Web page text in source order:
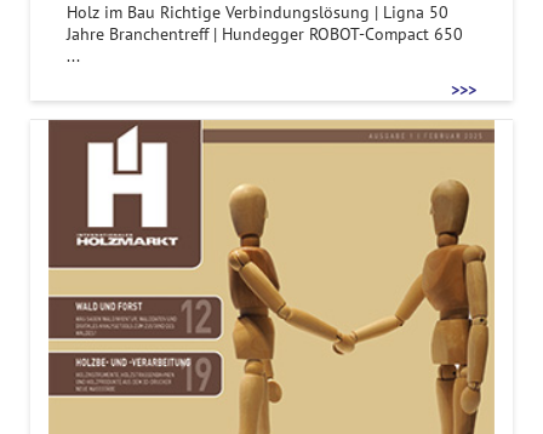
Holz im Bau Richtige Verbindungslösung | Ligna 50
Jahre Branchentreff | Hundegger ROBOT-Compact 650
...
>>>